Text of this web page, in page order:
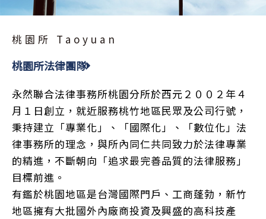
桃園所 Taoyuan
桃園所法律團隊
永然聯合法律事務所桃園分所於西元２００２年４
月１日創立，就近服務桃竹地區民眾及公司行號，
秉持建立「專業化」、「國際化」、「數位化」法
律事務所的理念，與所內同仁共同致力於法律專業
的精進，不斷朝向「追求最完善品質的法律服務」
目標前進。
有鑑於桃園地區是台灣國際門戶、工商蓬勃，新竹
地區擁有大批國外內廠商投資及興盛的高科技產